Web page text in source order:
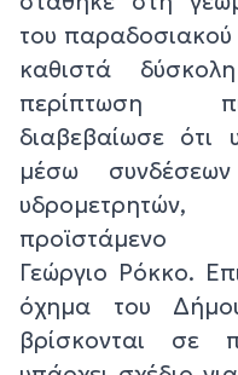
του
καθιστά
περίπτωση
διαβεβαίωσε ότι
μέσω
προϊστάμενο
Γεώργιο Ρόκκο.
όχημα του
βρίσκονται σε